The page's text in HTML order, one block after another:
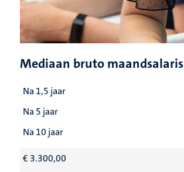
Mediaan bruto maandsalaris
Na 1,5 jaar
Na 5 jaar
Na 10 jaar
€ 3.300,00